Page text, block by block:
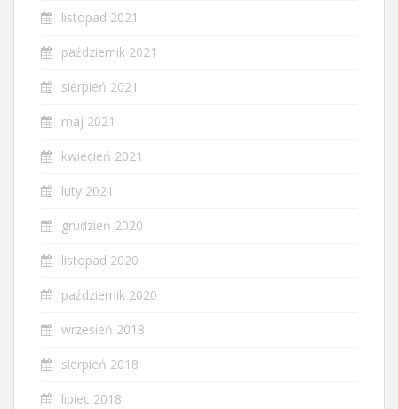
listopad 2021
październik 2021
sierpień 2021
maj 2021
kwiecień 2021
luty 2021
grudzień 2020
listopad 2020
październik 2020
wrzesień 2018
sierpień 2018
lipiec 2018